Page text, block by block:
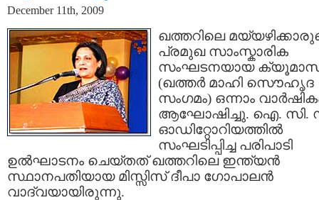
December 11th, 2009
ഖത്തറിലെ
പ്രമുഖ സാംസ്കാരിക
സംഘടനയായ
(ഖത്തര്‍ മാഹി സൌഹൃദ
സംഗമം) ഒന്നാം
ആഘോഷിച്ചു. ഐ. സി.
ഓഡിറ്റോറിയത്തില്‍
സംഘടിപ്പിച്ച പരിപാടി
ഉല്‍ഘാടനം ചെയ്തത് ഖത്തറിലെ ഇന്ത്യന്‍
സ്ഥാനപതിയായ മിസ്സിസ് ദീപാ ഗോപാലന്‍
വാദ്വയായിരുന്നു.